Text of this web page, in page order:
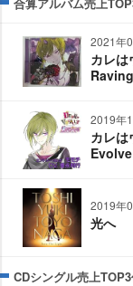
2021年
カレは
2019年
カレは
2019年
光へ
CDシングル売上